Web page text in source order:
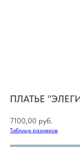
ПЛАТЬЕ
7100,00 руб.
Таблица размеров